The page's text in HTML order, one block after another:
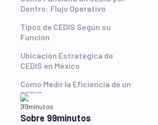
Dentro: Flujo Operativo
Tipos de CEDIS Según su
Función
Ubicación Estratégica de
CEDIS en México
Cómo Medir la Eficiencia de un
CEDIS
Cómo Freight99 Conecta tu
CEDIS con la Red de
Sobre 99minutos